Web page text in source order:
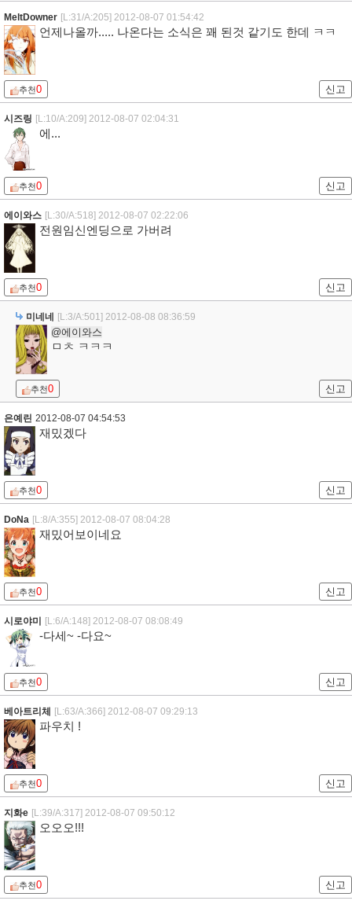
MeltDowner [L:31/A:205] 2012-08-07 01:54:42
언제나올까..... 나온다는 소식은 꽤 된것 같기도 한데 ㅋㅋ
추천0 신고
시즈링 [L:10/A:209] 2012-08-07 02:04:31
에...
추천0 신고
에이와스 [L:30/A:518] 2012-08-07 02:22:06
전원임신엔딩으로 가버려
추천0 신고
미네네 [L:3/A:501] 2012-08-08 08:36:59
@에이와스
ㅁㅊ ㅋㅋㅋ
추천0 신고
은예린 2012-08-07 04:54:53
재밌겠다
추천0 신고
DoNa [L:8/A:355] 2012-08-07 08:04:28
재밌어보이네요
추천0 신고
시로야미 [L:6/A:148] 2012-08-07 08:08:49
-다세~ -다요~
추천0 신고
베아트리체 [L:63/A:366] 2012-08-07 09:29:13
파우치 !
추천0 신고
지화e [L:39/A:317] 2012-08-07 09:50:12
오오오!!!
추천0 신고